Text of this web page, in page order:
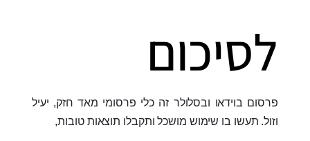
לסיכום
פרסום בוידאו ובסלולר זה כלי פרסומי מאד חזק, יעיל
וזול. תעשו בו שימוש מושכל ותקבלו תוצאות טובות,